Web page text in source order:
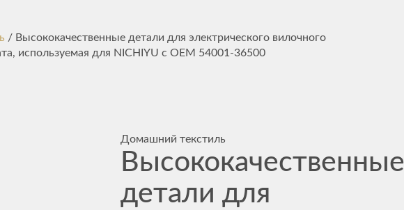
/ Высококачественные детали для электрического вилочного
используемая для NICHIYU с OEM 54001-36500
Домашний текстиль
Высококачественные
детали для